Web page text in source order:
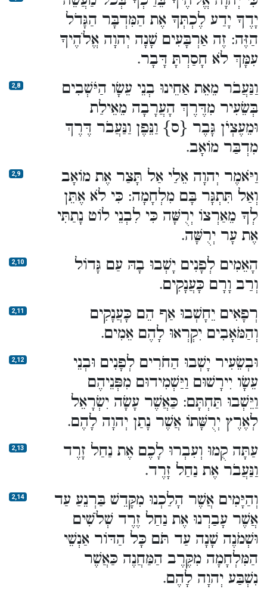
יָדֶךָ יָדַע לֶכְתְּךָ אֶת הַמִּדְבָּר הַגָּדֹל
הַזֶּה: זֶה אַרְבָּעִים שָׁנָה יְהוָה אֱלֹהֶיךָ
עִמָּךְ לֹא חָסַרְתָּ דָּבָר.
2,8
וַנַּעֲבֹר מֵאֵת אַחֵינוּ בְנֵי עֵשָׂו הַיֹּשְׁבִים
בְּשֵׂעִיר מִדֶּרֶךְ הָעֲרָבָה מֵאֵילַת
וּמֵעֶצְיֹן גָּבֶר {ס} וַנֵּפֶן וַנַּעֲבֹר דֶּרֶךְ
מִדְבַּר מוֹאָב.
2,9
וַיֹּאמֶר יְהוָה אֵלַי אַל תָּצַר אֶת מוֹאָב
וְאַל תִּתְגָּר בָּם מִלְחָמָה: כִּי לֹא אֶתֵּן
לְךָ מֵאַרְצוֹ יְרֻשָּׁה כִּי לִבְנֵי לוֹט נָתַתִּי
אֶת עָר יְרֻשָּׁה.
2,10
הָאֵמִים לְפָנִים יָשְׁבוּ בָהּ עַם גָּדוֹל
וְרַב וָרָם כָּעֲנָקִים.
2,11
רְפָאִים יֵחָשְׁבוּ אַף הֵם כָּעֲנָקִים
וְהַמֹּאָבִים יִקְרְאוּ לָהֶם אֵמִים.
2,12
וּבְשֵׂעִיר יָשְׁבוּ הַחֹרִים לְפָנִים וּבְנֵי
עֵשָׂו יִירָשׁוּם וַיַּשְׁמִידוּם מִפְּנֵיהֶם
וַיֵּשְׁבוּ תַּחְתָּם: כַּאֲשֶׁר עָשָׂה יִשְׂרָאֵל
לְאֶרֶץ יְרֻשָּׁתוֹ אֲשֶׁר נָתַן יְהוָה לָהֶם.
2,13
עַתָּה קֻמוּ וְעִבְרוּ לָכֶם אֶת נַחַל זָרֶד
וַנַּעֲבֹר אֶת נַחַל זָרֶד.
2,14
וְהַיָּמִים אֲשֶׁר הָלַכְנוּ מִקָּדֵשׁ בַּרְנֵעַ עַד
אֲשֶׁר עָבַרְנוּ אֶת נַחַל זֶרֶד שְׁלֹשִׁים
וּשְׁמֹנֶה שָׁנָה עַד תֹּם כָּל הַדּוֹר אַנְשֵׁי
הַמִּלְחָמָה מִקֶּרֶב הַמַּחֲנֶה כַּאֲשֶׁר
נִשְׁבַּע יְהוָה לָהֶם.